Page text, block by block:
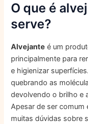
O que é
serve?
Alvejante é um
principalmente para
e higienizar
quebrando as
devolvendo o brilho e
Apesar de ser comum
muitas dúvidas sobre